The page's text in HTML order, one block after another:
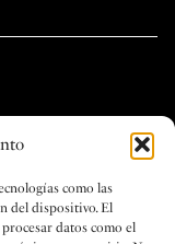
como las
del dispositivo. El
datos como el